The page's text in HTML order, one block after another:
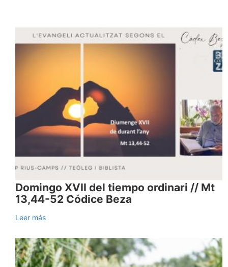
Domingo XVII del tiempo ordinari // Mt
13,44-52 Códice Beza
Leer más